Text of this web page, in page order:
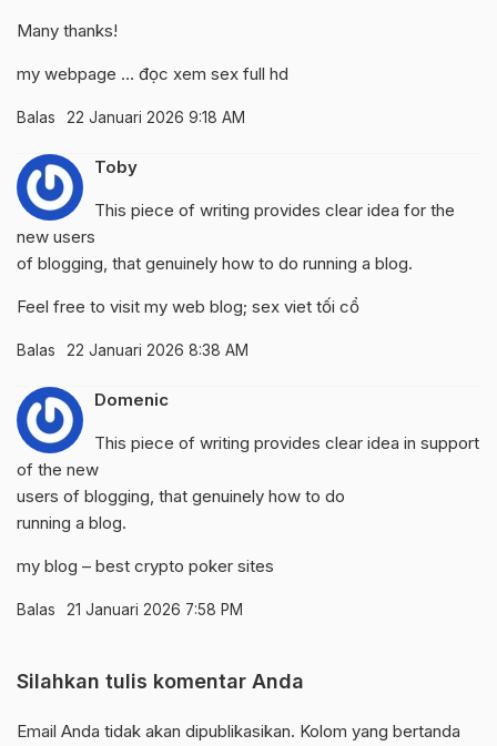
Many thanks!
my webpage … đọc xem sex full hd
Balas 22 Januari 2026 9:18 AM
Toby
This piece of writing provides clear idea for the
new users
of blogging, that genuinely how to do running a blog.
Feel free to visit my web blog; sex viet tối cổ
Balas 22 Januari 2026 8:38 AM
Domenic
This piece of writing provides clear idea in support
of the new
users of blogging, that genuinely how to do
running a blog.
my blog – best crypto poker sites
Balas 21 Januari 2026 7:58 PM
Silahkan tulis komentar Anda
Email Anda tidak akan dipublikasikan. Kolom yang bertanda